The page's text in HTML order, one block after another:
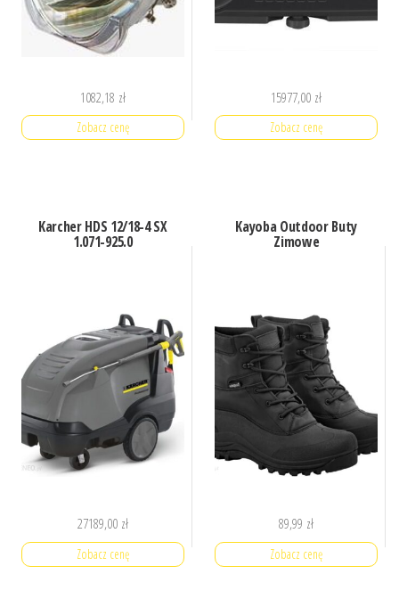
1082,18 zł
Zobacz cenę
15977,00 zł
Zobacz cenę
Karcher HDS 12/18-4 SX
1.071-925.0
27189,00 zł
Zobacz cenę
Kayoba Outdoor Buty
Zimowe
89,99 zł
Zobacz cenę